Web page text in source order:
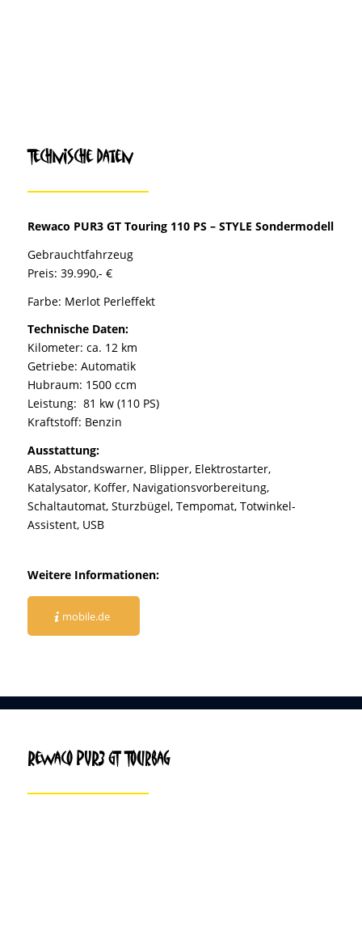
Technische Daten
Rewaco PUR3 GT Touring 110 PS – STYLE Sondermodell
Gebrauchtfahrzeug
Preis: 39.990,- €
Farbe: Merlot Perleffekt
Technische Daten:
Kilometer: ca. 12 km
Getriebe: Automatik
Hubraum: 1500 ccm
Leistung: 81 kw (110 PS)
Kraftstoff: Benzin
Ausstattung:
ABS, Abstandswarner, Blipper, Elektrostarter,
Katalysator, Koffer, Navigationsvorbereitung,
Schaltautomat, Sturzbügel, Tempomat, Totwinkel-
Assistent, USB
Weitere Informationen:
mobile.de
Rewaco PUR3 GT Tourbag